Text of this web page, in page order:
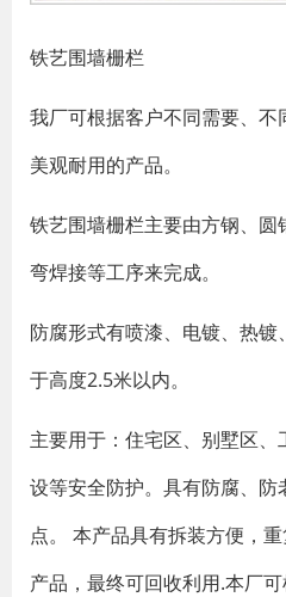
铁艺围墙栅栏
我厂可根据客户不同需要、
美观耐用的产品。
铁艺围墙栅栏主要由方钢、
弯焊接等工序来完成。
防腐形式有喷漆、电镀、热
于高度2.5米以内。
主要用于：住宅区、别墅区
设等安全防护。具有防腐、
点。 本产品具有拆装方便，
产品，最终可回收利用.本厂